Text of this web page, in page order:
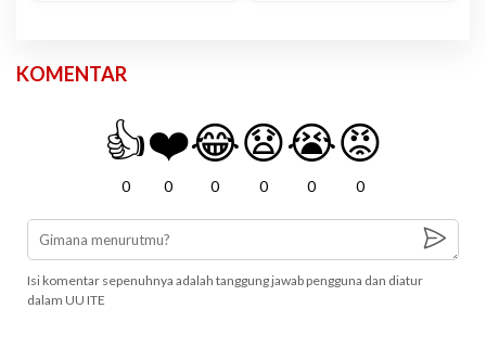
KOMENTAR
👍
0
❤️
0
😂
0
😧
0
😭
0
😡
0
Isi komentar sepenuhnya adalah tanggung jawab pengguna dan diatur
dalam UU ITE